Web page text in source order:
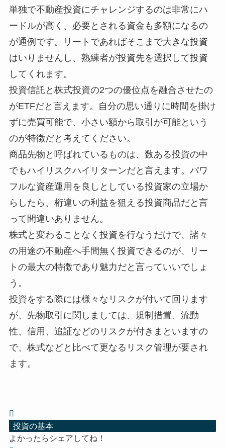
単独で不動産投資にチャレンジするのは非常にハ
ードルが高く、必要とされる資金も多額になるの
が通例です。リートであればそこまで大きな投資
はいりませんし、熟練者が投資先を選択して投資
してくれます。
投資信託と株式投資の2つの優位点を融合させたの
がETFだと言えます。自分の思い通りに時間を掛け
ずに売買可能で、小さい額から取引が可能という
のが特徴だと考えてください。
商品先物と呼ばれているものは、数ある投資の中
でもハイリスクハイリターンだと言えます。パワ
フルな資産運用を良しとしている投資家の立場か
らしたら、桁違いの利益を狙える投資商品だと言
って間違いありません。
株式と変わることなく投資を行なうだけで、諸々
の用途の不動産へ手間無く投資できるのが、リー
トの最大の特徴であり魅力だと言っていいでしょ
う。
投資をする際には様々なリスクが付いて回ります
が、先物取引に関しましては、規制措置、流動
性、信用、追証などのリスクが付きまといますの
で、株式などと比べて更なるリスク管理が要され
ます。
投資の基本
よかったらシェアしてね！